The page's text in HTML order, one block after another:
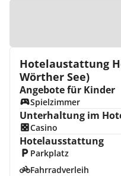
Hotelaustattung
Wörther See)
Angebote für Kinder
Spielzimmer
Unterhaltung im
Casino
Hotelausstattung
Parkplatz
Fahrradverleih